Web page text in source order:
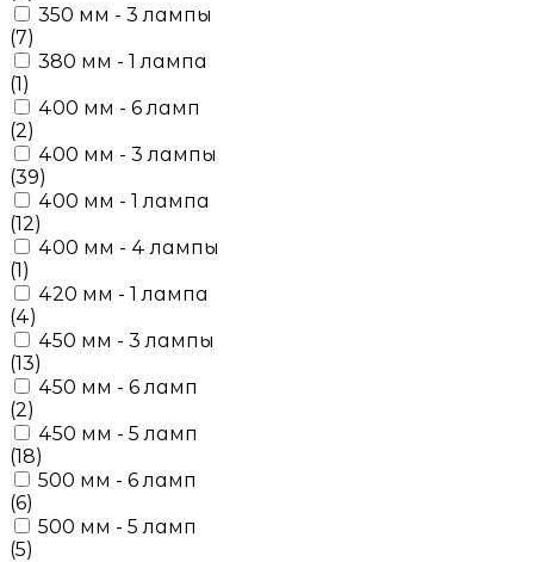
350 мм - 3 лампы
(7)
380 мм - 1 лампа
(1)
400 мм - 6 ламп
(2)
400 мм - 3 лампы
(39)
400 мм - 1 лампа
(12)
400 мм - 4 лампы
(1)
420 мм - 1 лампа
(4)
450 мм - 3 лампы
(13)
450 мм - 6 ламп
(2)
450 мм - 5 ламп
(18)
500 мм - 6 ламп
(6)
500 мм - 5 ламп
(5)